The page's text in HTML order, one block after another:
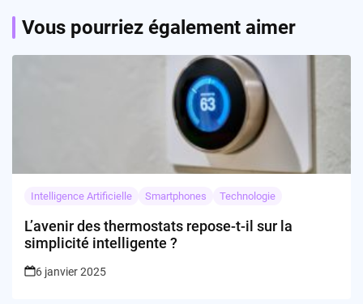
Vous pourriez également aimer
Intelligence Artificielle Smartphones Technologie
L’avenir des thermostats repose-t-il sur la
simplicité intelligente ?
6 janvier 2025